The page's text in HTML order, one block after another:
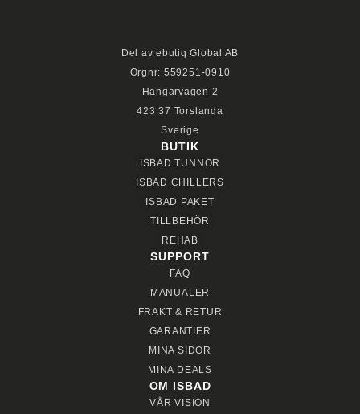
Del av ebutiq Global AB
Orgnr: 559251-0910
Hangarvägen 2
423 37 Torslanda
Sverige
BUTIK
ISBAD TUNNOR
ISBAD CHILLERS
ISBAD PAKET
TILLBEHÖR
REHAB
SUPPORT
FAQ
MANUALER
FRAKT & RETUR
GARANTIER
MINA SIDOR
MINA DEALS
OM ISBAD
VÅR VISION